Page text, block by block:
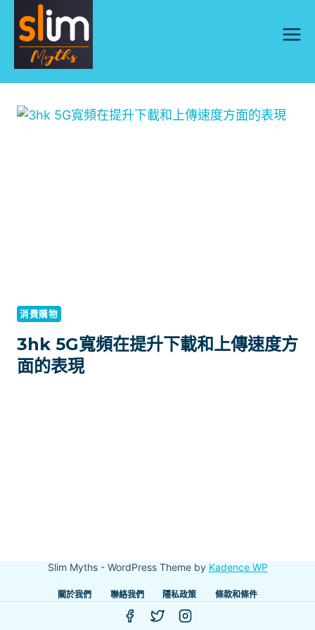
content
消費購物
3hk 5G寬頻在提升下載和上傳速度方
面的表現
Slim Myths - WordPress Theme by Kadence WP
關於我們 聯絡我們 隱私政策 條款和條件